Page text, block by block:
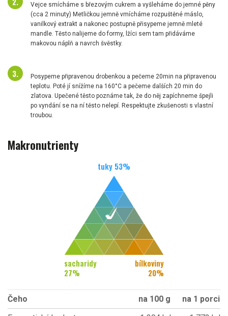
Vejce smícháme s březovým cukrem a vyšleháme do jemné pěny
(cca 2 minuty) Metličkou jemně vmícháme rozpuštěné máslo,
vanilkový extrakt a nakonec postupně přisypeme jemně mleté
mandle. Těsto nalijeme do formy, lžíci sem tam přidáváme
makovou náplň a navrch švěstky.
Posypeme připravenou drobenkou a pečeme 20min na připravenou
teplotu. Poté jí snížíme na 160°C a pečeme dalších 20 min do
zlatova. Upečené těsto poznáme tak, že do něj zapíchneme špejli
po vyndání se na ní těsto nelepí. Respektujte zkušenosti s vlastní
troubou.
Makronutrienty
tuky 53%
sacharidy
27%
bílkoviny
20%
Čeho na 100 g
na 1 porci